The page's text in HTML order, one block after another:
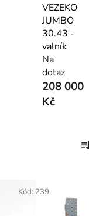
VEZEKO
JUMBO
30.43 -
valník
Na
dotaz
208 000
Kč
Kód: 239